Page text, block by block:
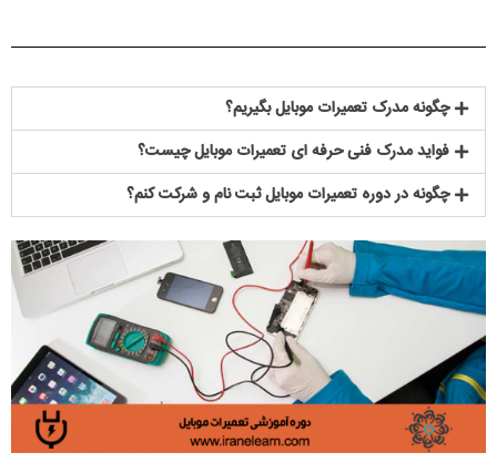
چگونه مدرک تعمیرات موبایل بگیریم؟
فواید مدرک فنی حرفه ای تعمیرات موبایل چیست؟
چگونه در دوره تعمیرات موبایل ثبت نام و شرکت کنم؟